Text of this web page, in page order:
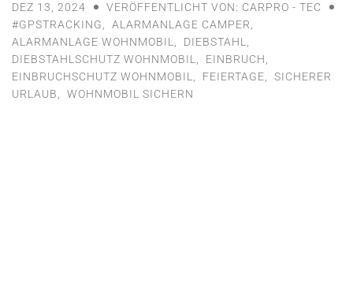
DEZ 13, 2024
VERÖFFENTLICHT VON: CARPRO - TEC
#GPSTRACKING, ALARMANLAGE CAMPER,
ALARMANLAGE WOHNMOBIL, DIEBSTAHL,
DIEBSTAHLSCHUTZ WOHNMOBIL, EINBRUCH,
EINBRUCHSCHUTZ WOHNMOBIL, FEIERTAGE, SICHERER
URLAUB, WOHNMOBIL SICHERN